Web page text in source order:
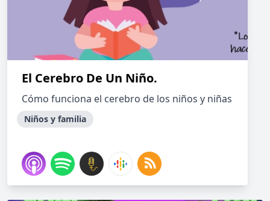
El Cerebro De Un Niño.
Cómo funciona el cerebro de los niños y niñas
Niños y familia